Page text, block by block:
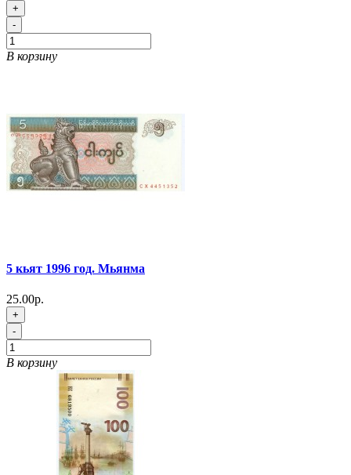
+
-
В корзину
5 кьят 1996 год. Мьянма
25.00р.
+
-
В корзину